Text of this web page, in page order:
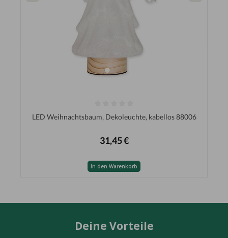
LED Weihnachtsbaum, Dekoleuchte, kabellos 88006
31,45 €
In den Warenkorb
Deine Vorteile